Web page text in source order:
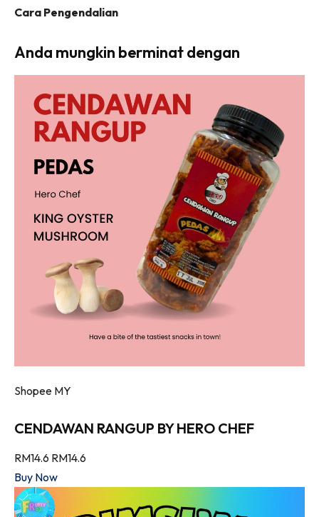
Cara Pengendalian
Anda mungkin berminat dengan
Shopee MY
CENDAWAN RANGUP BY HERO CHEF
RM14.6 RM14.6
Buy Now